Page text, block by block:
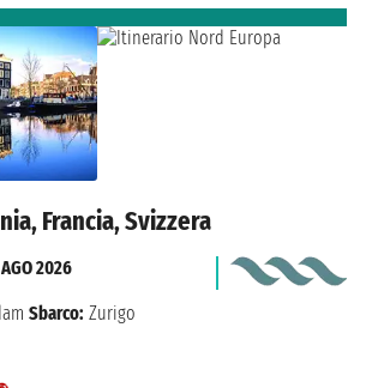
Francia, Svizzera
2026
Sbarco: Zurigo